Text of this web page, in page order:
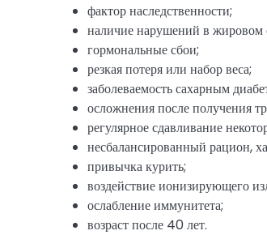
фактор наследственности;
наличие нарушений в жировом
гормональные сбои;
резкая потеря или набор веса;
заболеваемость сахарным
осложнения после получения
регулярное сдавливание
несбалансированный рацион,
привычка курить;
воздействие ионизирующего
ослабление иммунитета;
возраст после 40 лет.